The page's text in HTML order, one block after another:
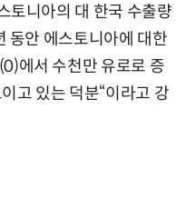
토니아의 대 한국 수출량
동안 에스토니아에 대한
에서 수천만 유로로 증
고 있는 덕분“이라고 강